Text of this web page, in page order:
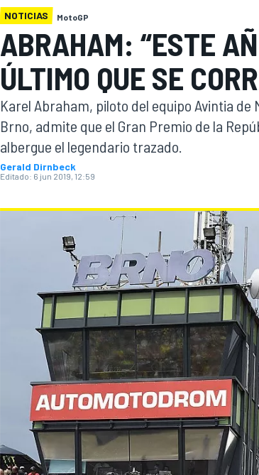
WEC
NOTICIAS MotoGP
ABRAHAM: “ESTE
ÚLTIMO QUE SE
Karel Abraham, piloto del equipo Avintia de
Brno, admite que el Gran Premio de la
albergue el legendario trazado.
Gerald Dirnbeck
Editado: 6 jun 2019, 12:59